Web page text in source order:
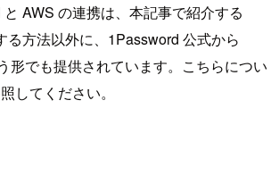
AWS の連携は、本記事で紹介する
る方法以外に、1Password 公式から
形でも提供されています。こちらについ
してください。